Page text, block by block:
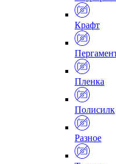
Крафт
Пленка
Полисилк
Разное